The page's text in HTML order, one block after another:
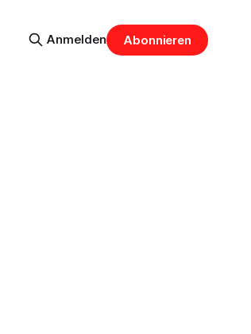
Anmelden Abonnieren